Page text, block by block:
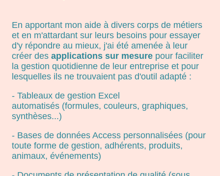
En apportant mon aide à divers corps de métiers
et en m'attardant sur leurs besoins pour essayer
d'y répondre au mieux, j'ai été amenée à leur
créer des applications sur mesure pour faciliter
la gestion quotidienne de leur entreprise et pour
lesquelles ils ne trouvaient pas d'outil adapté :
- Tableaux de gestion Excel
automatisés (formules, couleurs, graphiques,
synthèses...)
- Bases de données Access personnalisées (pour
toute forme de gestion, adhérents, produits,
animaux, événements)